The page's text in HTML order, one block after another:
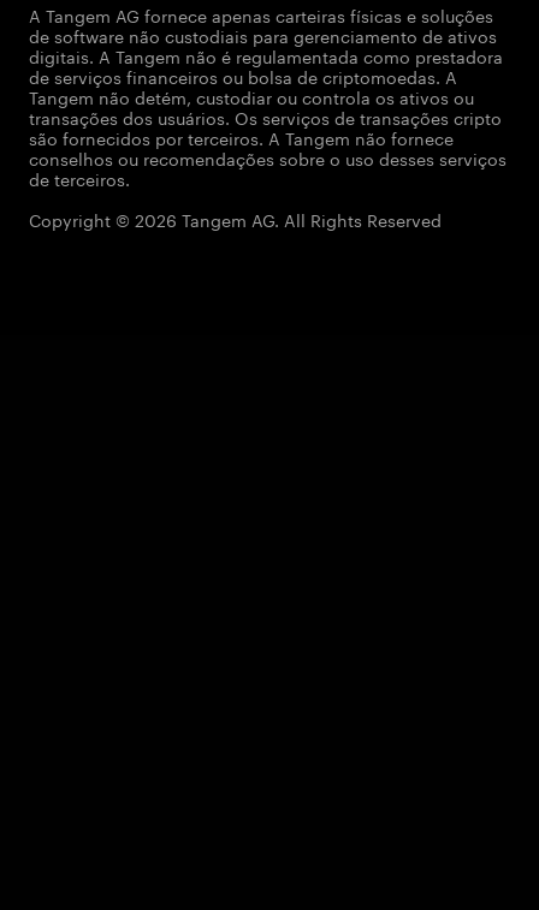
A Tangem AG fornece apenas carteiras físicas e soluções
de software não custodiais para gerenciamento de ativos
digitais. A Tangem não é regulamentada como prestadora
de serviços financeiros ou bolsa de criptomoedas. A
Tangem não detém, custodiar ou controla os ativos ou
transações dos usuários. Os serviços de transações cripto
são fornecidos por terceiros. A Tangem não fornece
conselhos ou recomendações sobre o uso desses serviços
de terceiros.